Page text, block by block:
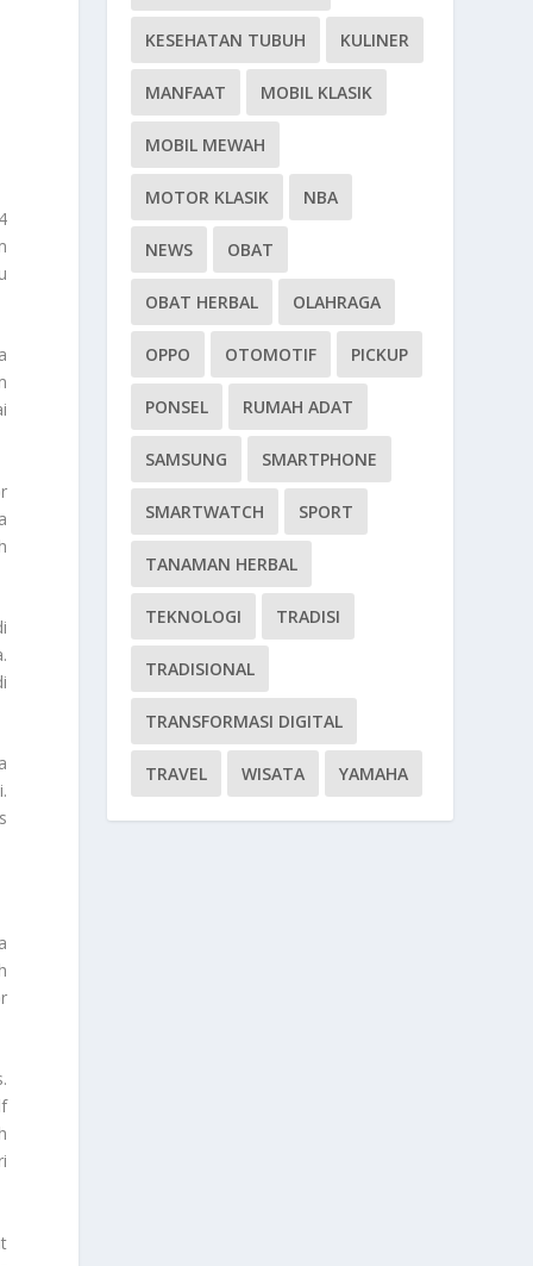
KESEHATAN TUBUH KULINER
MANFAAT MOBIL KLASIK
MOBIL MEWAH
MOTOR KLASIK NBA
NEWS OBAT
OBAT HERBAL OLAHRAGA
OPPO OTOMOTIF PICKUP
PONSEL RUMAH ADAT
SAMSUNG SMARTPHONE
SMARTWATCH SPORT
TANAMAN HERBAL
TEKNOLOGI TRADISI
TRADISIONAL
TRANSFORMASI DIGITAL
TRAVEL WISATA YAMAHA